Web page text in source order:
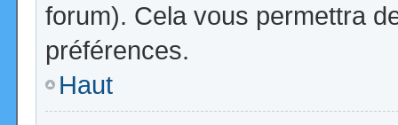
forum). Cela vous permettra
préférences.
Haut